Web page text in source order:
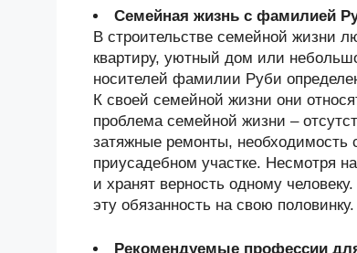
Семейная жизнь с фамилией
В строительстве семейной жизни
квартиру, уютный дом или
носителей фамилии Руби
К своей семейной жизни они
проблема семейной жизни –
затяжные ремонты, необходимость
приусадебном участке. Несмотря
и хранят верность одному
эту обязанность на свою половинку.
Рекомендуемые профессии